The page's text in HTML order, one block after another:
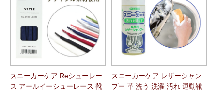
スニーカーケア Reシューレー
ス アールイーシューレース 靴
スニーカーケア レザーシャン
プー 革 洗う 洗濯 汚れ 運動靴